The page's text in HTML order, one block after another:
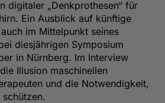
digitaler „Denkprothesen“ für
Ein Ausblick auf künftige
im Mittelpunkt seines
diesjährigen Symposium
in Nürnberg. Im Interview
Illusion maschinellen
und die Notwendigkeit,